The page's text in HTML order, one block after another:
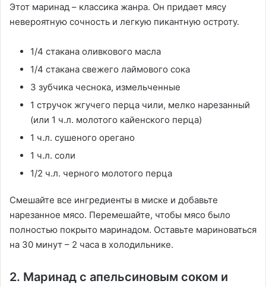
Этот маринад – классика жанра. Он придает мясу
невероятную сочность и легкую пикантную остроту.
1/4 стакана оливкового масла
1/4 стакана свежего лаймового сока
3 зубчика чеснока, измельченные
1 стручок жгучего перца чили, мелко нарезанный
(или 1 ч.л. молотого кайенского перца)
1 ч.л. сушеного орегано
1 ч.л. соли
1/2 ч.л. черного молотого перца
Смешайте все ингредиенты в миске и добавьте
нарезанное мясо. Перемешайте, чтобы мясо было
полностью покрыто маринадом. Оставьте мариноваться
на 30 минут – 2 часа в холодильнике.
2. Маринад с апельсиновым соком и